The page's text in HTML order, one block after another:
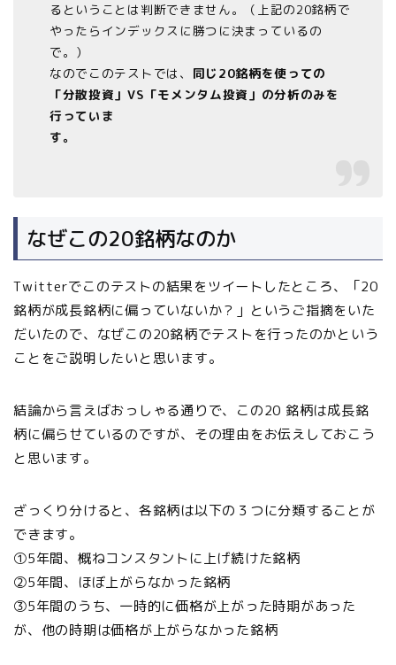
るということは判断できません。（上記の20銘柄で
やったらインデックスに勝つに決まっているの
で。）
なのでこのテストでは、 同じ20銘柄を使っての
「分散投資」VS「モメンタム投資」の分析のみを
行っていま
す。
なぜこの20銘柄なのか
Twitterでこのテストの結果をツイートしたところ、「20
銘柄が成長銘柄に偏っていないか？」というご指摘をいた
だいたので、なぜこの20銘柄でテストを行ったのかという
ことをご説明したいと思います。
結論から言えばおっしゃる通りで、この20 銘柄は成長銘
柄に偏らせているのですが、その理由をお伝えしておこう
と思います。
ざっくり分けると、各銘柄は以下の３つに分類することが
できます。
①5年間、概ねコンスタントに上げ続けた銘柄
②5年間、ほぼ上がらなかった銘柄
③5年間のうち、一時的に価格が上がった時期があった
が、他の時期は価格が上がらなかった銘柄